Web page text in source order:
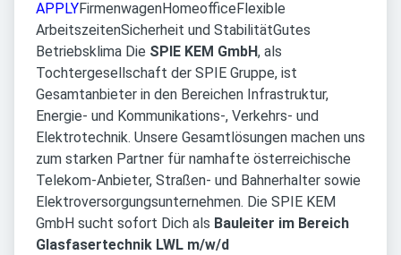
APPLYFirmenwagenHomeoffice Flexible
ArbeitszeitenSicherheit und StabilitätGutes
Betriebsklima Die SPIE KEM GmbH, als
Tochtergesellschaft der SPIE Gruppe, ist
Gesamtanbieter in den Bereichen Infrastruktur,
Energie- und Kommunikations-, Verkehrs- und
Elektrotechnik. Unsere Gesamtlösungen machen uns
zum starken Partner für namhafte österreichische
Telekom-Anbieter, Straßen- und Bahnerhalter sowie
Elektroversorgungsunternehmen. Die SPIE KEM
GmbH sucht sofort Dich als Bauleiter im Bereich
Glasfasertechnik LWL m/w/d